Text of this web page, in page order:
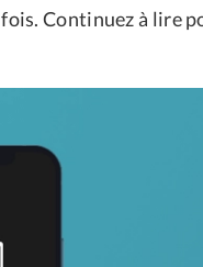
Continuez à lire